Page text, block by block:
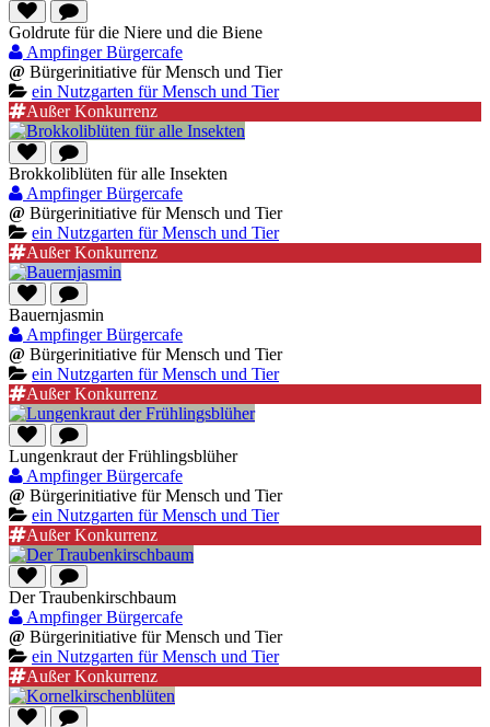
Goldrute für die Niere und die Biene
Ampfinger Bürgercafe
@ Bürgerinitiative für Mensch und Tier
ein Nutzgarten für Mensch und Tier
Außer Konkurrenz
Brokkoliblüten für alle Insekten
Ampfinger Bürgercafe
@ Bürgerinitiative für Mensch und Tier
ein Nutzgarten für Mensch und Tier
Außer Konkurrenz
Bauernjasmin
Ampfinger Bürgercafe
@ Bürgerinitiative für Mensch und Tier
ein Nutzgarten für Mensch und Tier
Außer Konkurrenz
Lungenkraut der Frühlingsblüher
Ampfinger Bürgercafe
@ Bürgerinitiative für Mensch und Tier
ein Nutzgarten für Mensch und Tier
Außer Konkurrenz
Der Traubenkirschbaum
Ampfinger Bürgercafe
@ Bürgerinitiative für Mensch und Tier
ein Nutzgarten für Mensch und Tier
Außer Konkurrenz